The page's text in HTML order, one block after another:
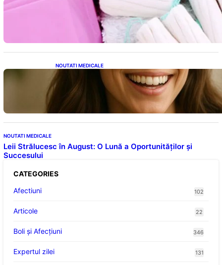
Tampoanele menstruale: O analiză profundă
a riscurilor legate de metale toxice
NOUTATI MEDICALE
Ceaiul – Băutura care protejează inima:
Descoperiri recente despre beneficiile
consumului zilnic
NOUTATI MEDICALE
Leii Strălucesc în August: O Lună a Oportunităților și
Succesului
CATEGORIES
Afectiuni
102
Articole 22
Boli și Afecțiuni 346
Expertul zilei 131